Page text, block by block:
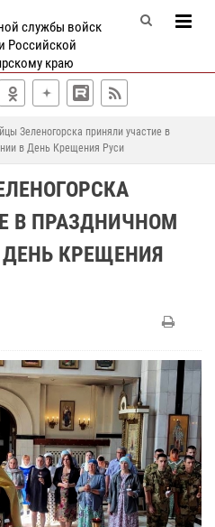
службы войск
Российской
краю
Зеленогорска приняли участие в
в День Крещения Руси
В ПРАЗДНИЧНОМ
КРЕЩЕНИЯ